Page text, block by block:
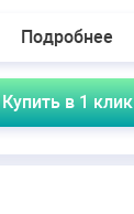
Подробнее
Купить в 1 клик